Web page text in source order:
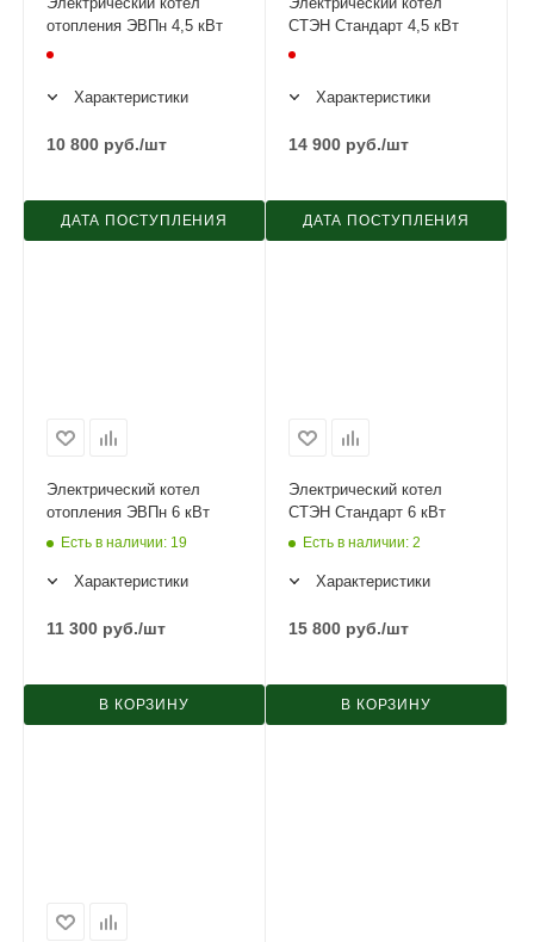
отопления ЭВПн 4,5 кВт
Характеристики
10 800 руб./шт
ДАТА ПОСТУПЛЕНИЯ
СТЭН Стандарт 4,5 кВт
Характеристики
14 900 руб./шт
ДАТА ПОСТУПЛЕНИЯ
Электрический котел
отопления ЭВПн 6 кВт
Есть в наличии: 19
Характеристики
11 300 руб./шт
В КОРЗИНУ
Электрический котел
СТЭН Стандарт 6 кВт
Есть в наличии: 2
Характеристики
15 800 руб./шт
В КОРЗИНУ